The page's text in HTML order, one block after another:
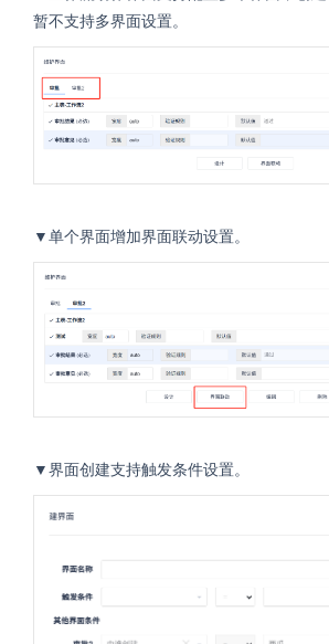
暂不支持多界面设置。
▼单个界面增加界面联动设置。
▼界面创建支持触发条件设置。